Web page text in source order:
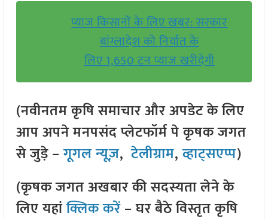
प्याज किसानों के लिए खबर: सरकार
बांग्लादेश को निर्यात के
लिए 1,650 टन प्याज खरीदेगी
(नवीनतम कृषि समाचार और अपडेट के लिए
आप अपने मनपसंद प्लेटफॉर्म पे कृषक जगत
से जुड़े –गूगल न्यूज़,टेलीग्राम,व्हाट्सएप्प)
(कृषक जगत अखबार की सदस्यता लेने के
लिए यहांक्लिक करें– घर बैठे विस्तृत कृषि